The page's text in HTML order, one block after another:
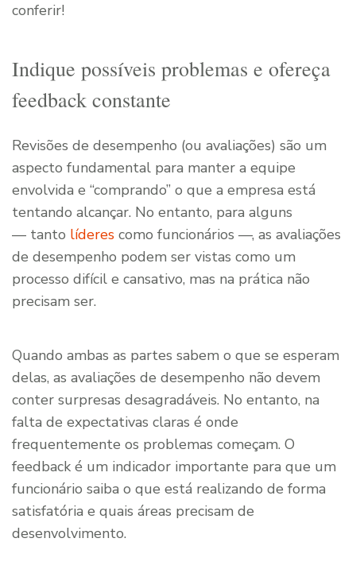
conferir!
Indique possíveis problemas e ofereça
feedback constante
Revisões de desempenho (ou avaliações) são um
aspecto fundamental para manter a equipe
envolvida e “comprando” o que a empresa está
tentando alcançar. No entanto, para alguns
— tanto líderes como funcionários —, as avaliações
de desempenho podem ser vistas como um
processo difícil e cansativo, mas na prática não
precisam ser.
Quando ambas as partes sabem o que se esperam
delas, as avaliações de desempenho não devem
conter surpresas desagradáveis. No entanto, na
falta de expectativas claras é onde
frequentemente os problemas começam. O
feedback é um indicador importante para que um
funcionário saiba o que está realizando de forma
satisfatória e quais áreas precisam de
desenvolvimento.